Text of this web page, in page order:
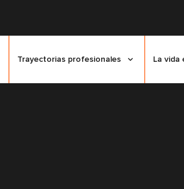
Trayectorias profesionales La